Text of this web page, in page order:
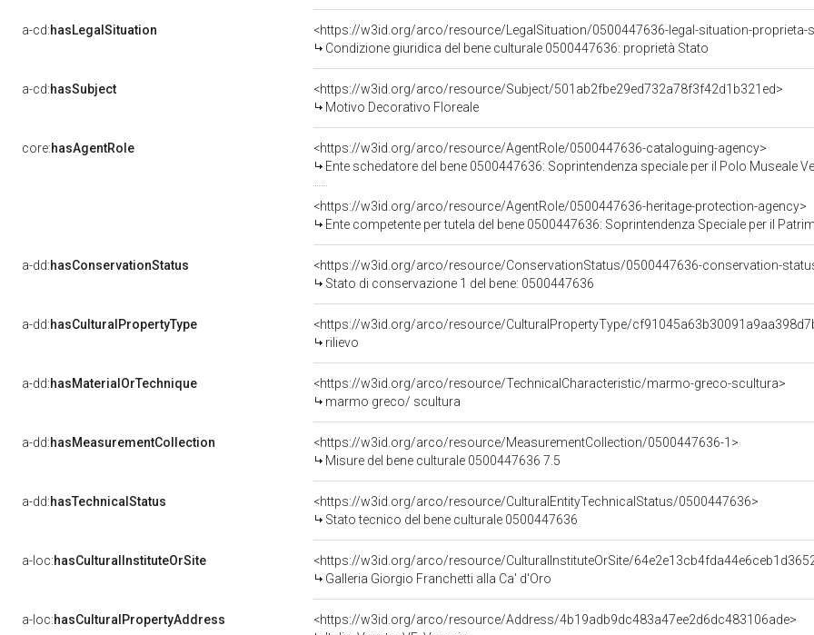
a-cd:hasLegalSituation
<https://w3id.org/arco/resource/LegalSituation/0500447636-legal-situation-proprieta-
Condizione giuridica del bene culturale 0500447636: proprietà Stato
a-cd:hasSubject
<https://w3id.org/arco/resource/Subject/501ab2fbe29ed732a78f3f42d1b321ed>
Motivo Decorativo Floreale
core:hasAgentRole
<https://w3id.org/arco/resource/AgentRole/0500447636-cataloguing-agency>
Ente schedatore del bene 0500447636: Soprintendenza speciale per il Polo Museale
<https://w3id.org/arco/resource/AgentRole/0500447636-heritage-protection-agency>
Ente competente per tutela del bene 0500447636: Soprintendenza Speciale per il Patrimonio Storico Artistico
a-dd:hasConservationStatus
<https://w3id.org/arco/resource/ConservationStatus/0500447636-conservation-
Stato di conservazione 1 del bene: 0500447636
a-dd:hasCulturalPropertyType
<https://w3id.org/arco/resource/CulturalPropertyType/
rilievo
a-dd:hasMaterialOrTechnique
<https://w3id.org/arco/resource/TechnicalCharacteristic/marmo-greco-scultura>
marmo greco/ scultura
a-dd:hasMeasurementCollection
<https://w3id.org/arco/resource/MeasurementCollection/0500447636-1>
Misure del bene culturale 0500447636 7.5
a-dd:hasTechnicalStatus
<https://w3id.org/arco/resource/CulturalEntityTechnicalStatus/0500447636>
Stato tecnico del bene culturale 0500447636
a-loc:hasCulturalInstituteOrSite
<https://w3id.org/arco/resource/CulturalInstituteOrSite/
Galleria Giorgio Franchetti alla Ca' d'Oro
a-loc:hasCulturalPropertyAddress
<https://w3id.org/arco/resource/Address/4b19adb9dc483a47ee2d6dc483106ade>